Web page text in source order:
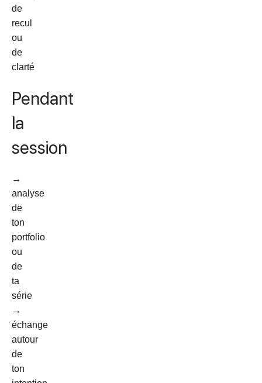
de
recul
ou
de
clarté
Pendant
la
session
→
analyse
de
ton
portfolio
ou
de
ta
série
→
échange
autour
de
ton